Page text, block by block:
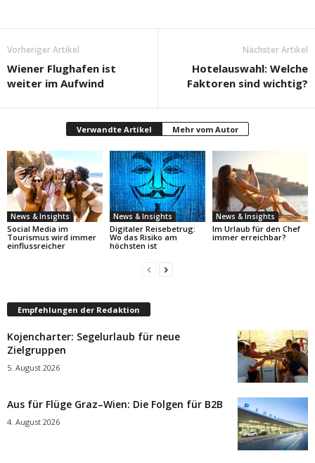
Vorheriger Artikel
Wiener Flughafen ist
weiter im Aufwind
Nächster Artikel
Hotelauswahl: Welche
Faktoren sind wichtig?
Verwandte Artikel Mehr vom Autor
News & Insights
Social Media im
Tourismus wird immer
einflussreicher
News & Insights
Digitaler Reisebetrug:
Wo das Risiko am
höchsten ist
News & Insights
Im Urlaub für den Chef
immer erreichbar?
Empfehlungen der Redaktion
Kojencharter: Segelurlaub für neue
Zielgruppen
5. August 2026
Aus für Flüge Graz–Wien: Die Folgen für B2B
4. August 2026